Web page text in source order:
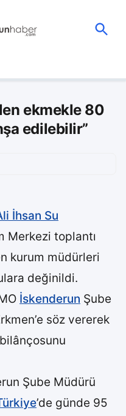
ekmekle 80
edilebilir”
İhsan Su
Merkezi toplantı
kurum müdürleri
değinildi.
İskenderun Şube
söz vererek
Şube Müdürü
’de günde 95